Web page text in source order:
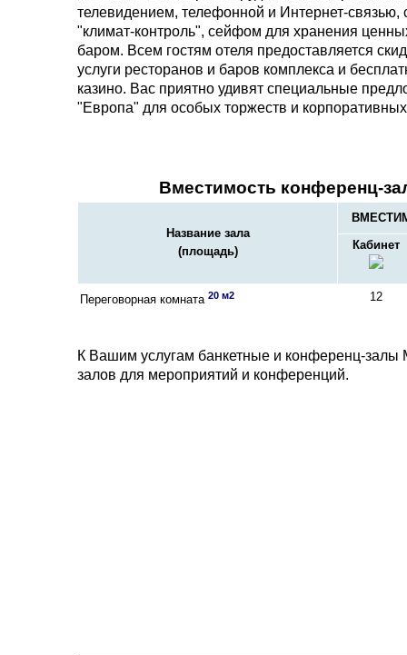
телевидением, телефонной и Интернет-связью,
"климат-контроль", сейфом для хранения
баром. Всем гостям отеля предоставляется
услуги ресторанов и баров комплекса и
казино. Вас приятно удивят специальные
"Европа" для особых торжеств и
Вместимость конференц-
Название зала
(площадь)
Кабинет
Переговорная комната 20 м2 12
К Вашим услугам банкетные и конференц-залы
залов для мероприятий и конференций.